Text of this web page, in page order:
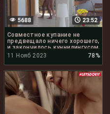
23:52
5688
Совместное купание не
предвещало ничего хорошего,
и закончилось куннилингусом
11 Нояб 2023
78%